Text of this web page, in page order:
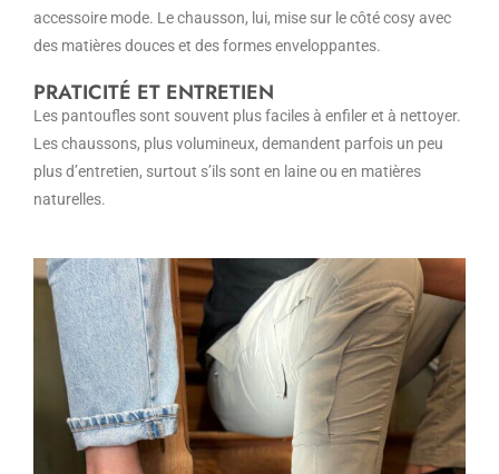
accessoire mode. Le chausson, lui, mise sur le côté cosy avec
des matières douces et des formes enveloppantes.
PRATICITÉ ET ENTRETIEN
Les pantoufles sont souvent plus faciles à enfiler et à nettoyer.
Les chaussons, plus volumineux, demandent parfois un peu
plus d’entretien, surtout s’ils sont en laine ou en matières
naturelles.